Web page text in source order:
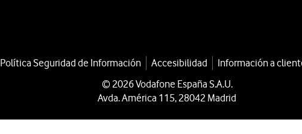
Política Seguridad de Información Accesibilidad Información a
© 2026 Vodafone España S.A.U.
Avda. América 115, 28042 Madrid